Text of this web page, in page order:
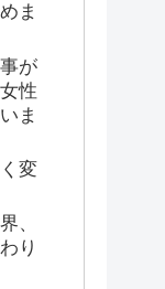
ま
が
性
ま
変
、
り